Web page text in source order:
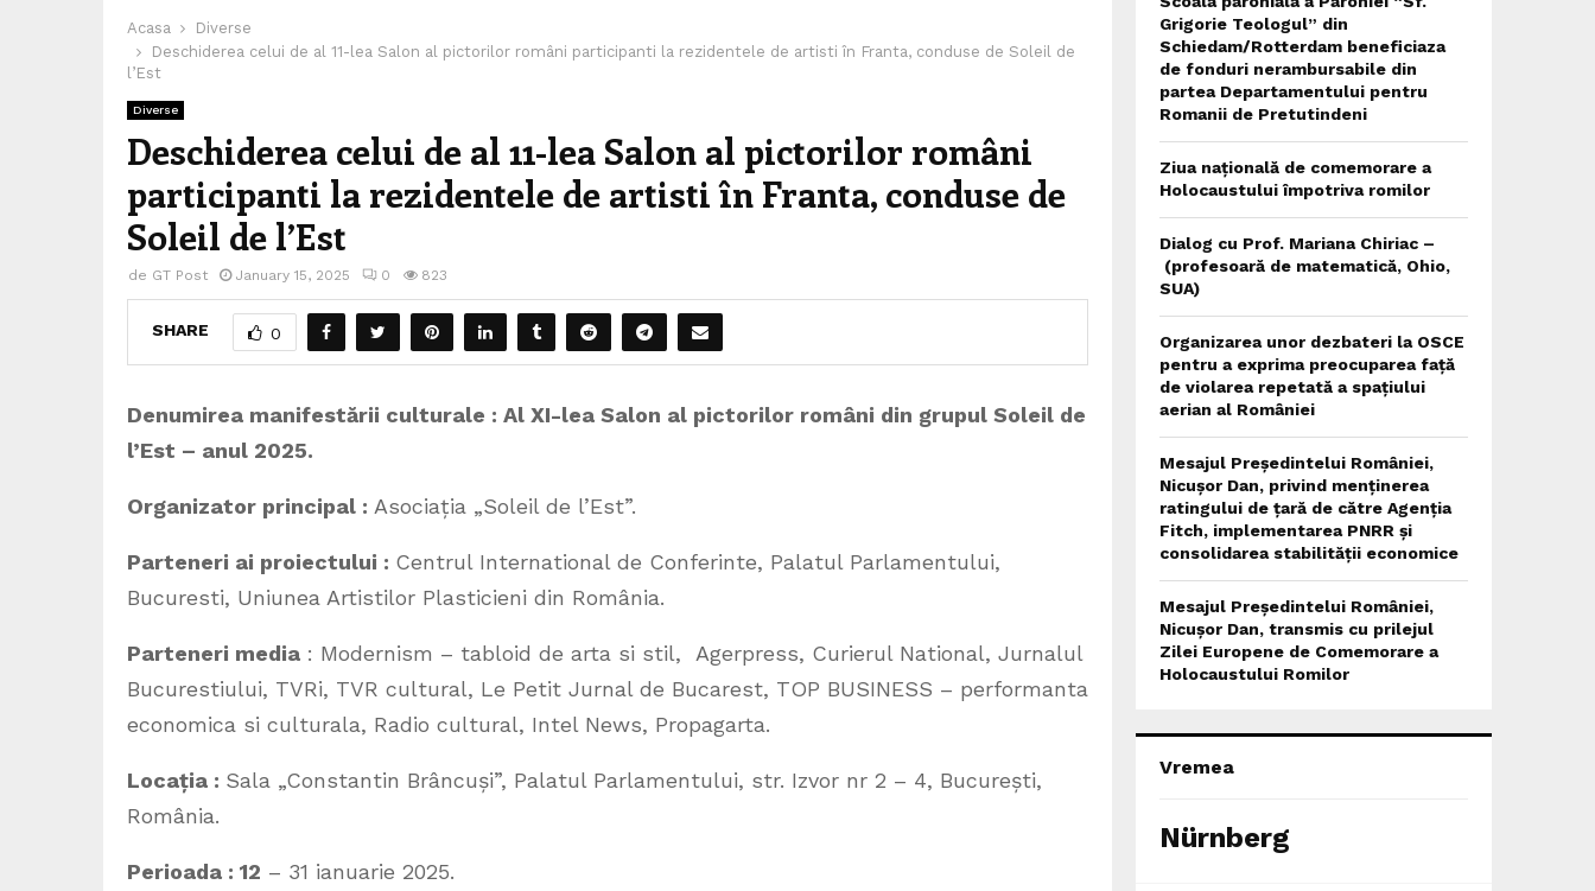
Acasa
Diverse
Deschiderea celui de al 11-lea Salon al pictorilor români participanti la rezidentele de artisti în Franta, conduse de Soleil de
l’Est
Diverse
Deschiderea celui de al 11-lea Salon al pictorilor români
participanti la rezidentele de artisti în Franta, conduse de
Soleil de l’Est
de GT Post January 15, 2025 0 823
SHARE 0
Denumirea manifestării culturale : Al XI-lea Salon al pictorilor români din grupul Soleil de
l’Est – anul 2025.
Organizator principal : Asociația „Soleil de l’Est”.
Parteneri ai proiectului : Centrul International de Conferinte, Palatul Parlamentului,
Bucuresti, Uniunea Artistilor Plasticieni din România.
Parteneri media : Modernism – tabloid de arta si stil, Agerpress, Curierul National, Jurnalul
Bucurestiului, TVRi, TVR cultural, Le Petit Jurnal de Bucarest, TOP BUSINESS – performanta
economica si culturala, Radio cultural, Intel News, Propagarta.
Locația : Sala „Constantin Brâncuși”, Palatul Parlamentului, str. Izvor nr 2 – 4, București,
România.
Perioada : 12 – 31 ianuarie 2025.
Grigorie Teologul” din
Schiedam/Rotterdam beneficiaza
de fonduri nerambursabile din
partea Departamentului pentru
Romanii de Pretutindeni
Ziua națională de comemorare a
Holocaustului împotriva romilor
Dialog cu Prof. Mariana Chiriac –
(profesoară de matematică, Ohio,
SUA)
Organizarea unor dezbateri la OSCE
pentru a exprima preocuparea față
de violarea repetată a spațiului
aerian al României
Mesajul Președintelui României,
Nicușor Dan, privind menținerea
ratingului de țară de către Agenția
Fitch, implementarea PNRR și
consolidarea stabilității economice
Mesajul Președintelui României,
Nicușor Dan, transmis cu prilejul
Zilei Europene de Comemorare a
Holocaustului Romilor
Vremea
Nürnberg